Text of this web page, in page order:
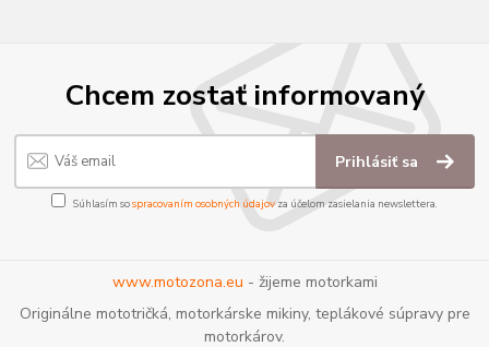
Chcem zostať informovaný
Prihlásiť sa
Súhlasím sospracovaním osobných údajov za účelom zasielania newslettera.
www.motozona.eu - žijeme motorkami
Originálne mototričká, motorkárske mikiny, teplákové súpravy pre
motorkárov.